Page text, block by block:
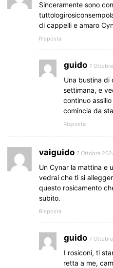
Sinceramente sono
di cappelli e amaro
Risposta
guido 7
Una bustina di
settimana, e
continuo
comincia da
Risposta
vaiguido 7 Ottobre
Un Cynar la mattina e
vedrai che ti si
questo rosicamento
subito.
Risposta
guido 7
I rosiconi, ti
retta a me,